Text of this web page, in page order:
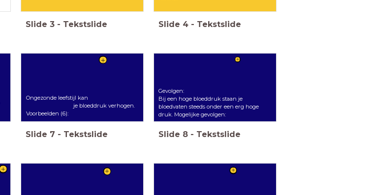
Slide 3 - Tekstslide Slide 4 - Tekstslide
Ongezonde leefstijl kan
je bloeddruk verhogen.
Voorbeelden (6):
Slide 7 - Tekstslide
Gevolgen:
Bij een hoge bloeddruk staan je
bloedvaten steeds onder een erg hoge
druk. Mogelijke gevolgen:
Slide 8 - Tekstslide